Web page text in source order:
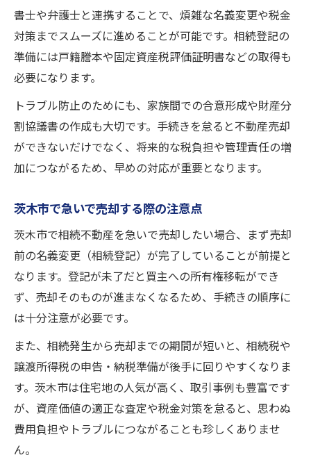
書士や弁護士と連携することで、煩雑な名義変更や税金
対策までスムーズに進めることが可能です。相続登記の
準備には戸籍謄本や固定資産税評価証明書などの取得も
必要になります。
トラブル防止のためにも、家族間での合意形成や財産分
割協議書の作成も大切です。手続きを怠ると不動産売却
ができないだけでなく、将来的な税負担や管理責任の増
加につながるため、早めの対応が重要となります。
茨木市で急いで売却する際の注意点
茨木市で相続不動産を急いで売却したい場合、まず売却
前の名義変更（相続登記）が完了していることが前提と
なります。登記が未了だと買主への所有権移転ができ
ず、売却そのものが進まなくなるため、手続きの順序に
は十分注意が必要です。
また、相続発生から売却までの期間が短いと、相続税や
譲渡所得税の申告・納税準備が後手に回りやすくなりま
す。茨木市は住宅地の人気が高く、取引事例も豊富です
が、資産価値の適正な査定や税金対策を怠ると、思わぬ
費用負担やトラブルにつながることも珍しくありませ
ん。